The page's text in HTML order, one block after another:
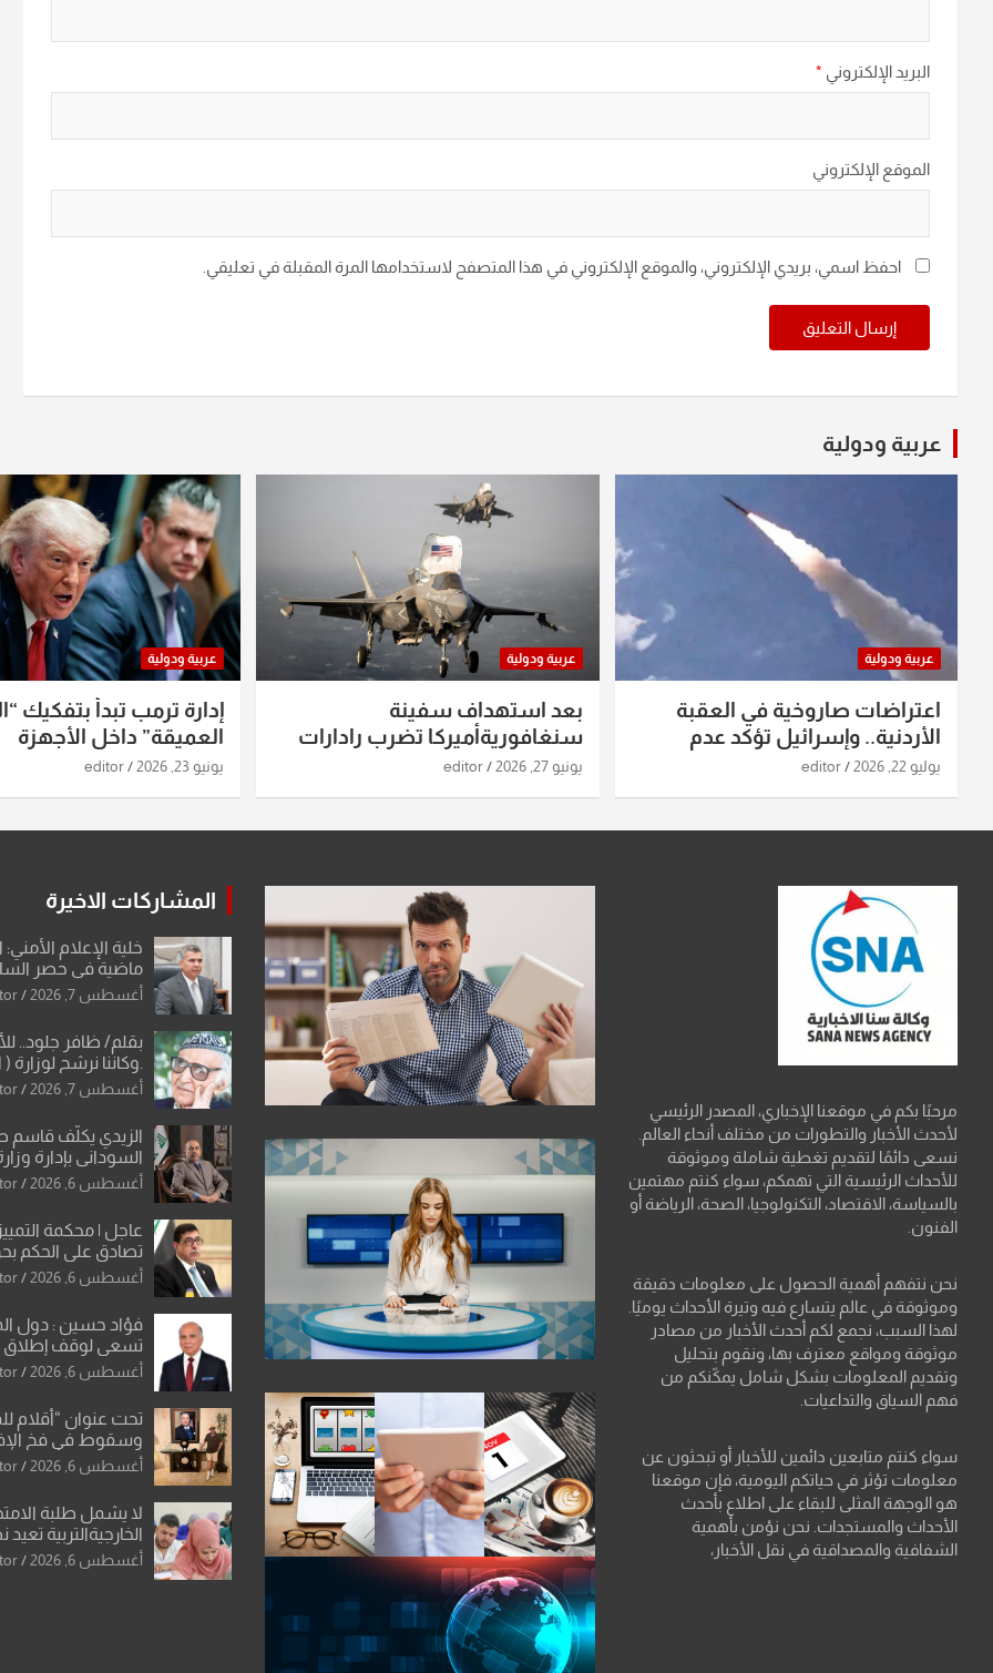
البريد الإلكتروني *
الموقع الإلكتروني
احفظ اسمي، بريدي الإلكتروني، والموقع الإلكتروني في هذا المتصفح لاستخدامها المرة المقبلة في تعليقي.
عربية ودولية
عربية ودولية
اعتراضات صاروخية في العقبة
الأردنية.. وإسرائيل تؤكد عدم
استهدافها
يوليو 22, 2026 editor
عربية ودولية
بعد استهداف سفينة
سنغافوريةأميركا تضرب رادارات
ومواقع صواريخ ومسيرات إيران..
يونيو 27, 2026 editor
عربية ودولية
إدارة ترمب تبدأ بتفكيك
العميقة” داخل الأجهزة
الاستخباراتية
يونيو 23, 2026 editor
مرحبًا بكم في موقعنا الإخباري، المصدر الرئيسي
لأحدث الأخبار والتطورات من مختلف أنحاء العالم.
نسعى دائمًا لتقديم تغطية شاملة وموثوقة
للأحداث الرئيسية التي تهمكم، سواء كنتم مهتمين
بالسياسة، الاقتصاد، التكنولوجيا، الصحة، الرياضة أو
الفنون.
نحن نتفهم أهمية الحصول على معلومات دقيقة
وموثوقة في عالم يتسارع فيه وتيرة الأحداث يوميًا.
لهذا السبب، نجمع لكم أحدث الأخبار من مصادر
موثوقة ومواقع معترف بها، ونقوم بتحليل
وتقديم المعلومات بشكل شامل يمكّنكم من
فهم السياق والتداعيات.
سواء كنتم متابعين دائمين للأخبار أو تبحثون عن
معلومات تؤثر في حياتكم اليومية، فإن موقعنا
هو الوجهة المثلى للبقاء على اطلاع بأحدث
الأحداث والمستجدات. نحن نؤمن بأهمية
الشفافية والمصداقية في نقل الأخبار،
المشاركات الاخيرة
خلية الإعلام
ماضية في حصر
دون رجعة
أغسطس 7, 2026
بقلم/ ظافر جلود..
.وكاننا نرشح لوزارة (
ماتت من
العراقية..
أغسطس 7, 2026
الزيدي يكلّف قاسم
السوداني بإدارة
أغسطس 6, 2026
عاجل | محكمة التمييز
تصادق على الحكم
الواحد كبيان
أغسطس 6, 2026
فؤاد حسين : دول
تسعى لوقف إطلاق
فتح مضيق هرمز ..
أغسطس 6, 2026
تحت عنوان “أقلام
وسقوط في فخ
الإعلامي”: ردٌّ صريح
أغسطس 6, 2026
لا يشمل طلبة
الخارجيةالتربية تعيد
المحاولات لطلبة
أغسطس 6, 2026